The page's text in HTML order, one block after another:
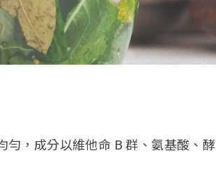
，成分以維他命 B 群、氨基酸、酵